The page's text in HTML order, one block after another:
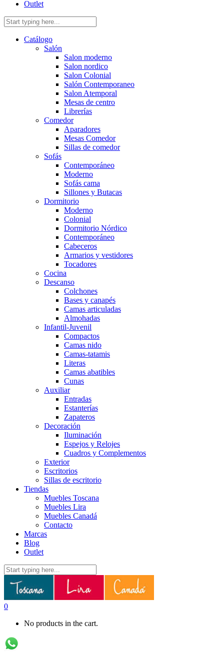
Outlet
Catálogo
Salón
Salon moderno
Salon nordico
Salon Colonial
Salón Contemporaneo
Salon Atemporal
Mesas de centro
Librerías
Comedor
Aparadores
Mesas Comedor
Sillas de comedor
Sofás
Contemporáneo
Moderno
Sofás cama
Sillones y Butacas
Dormitorio
Moderno
Colonial
Dormitorio Nórdico
Contemporáneo
Cabeceros
Armarios y vestidores
Tocadores
Cocina
Descanso
Colchones
Bases y canapés
Camas articuladas
Almohadas
Infantil-Juvenil
Compactos
Camas nido
Camas-tatamis
Literas
Camas abatibles
Cunas
Auxiliar
Entradas
Estanterías
Zapateros
Decoración
Iluminación
Espejos y Relojes
Cuadros y Complementos
Exterior
Escritorios
Sillas de escritorio
Tiendas
Muebles Toscana
Muebles Lira
Muebles Canadá
Contacto
Marcas
Blog
Outlet
0
No products in the cart.